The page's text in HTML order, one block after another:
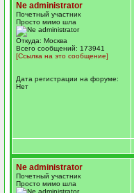
Ne administrator
Почетный участник
Просто мимо шла
Откуда: Москва
Всего сообщений: 173941
[Ссылка на это сообщение]
Дата регистрации на форуме:
Нет
Ne administrator
Почетный участник
Просто мимо шла